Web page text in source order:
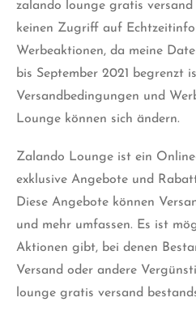
zalando lounge gratis
keinen Zugriff auf
Werbeaktionen, da meine
bis September 2021 begrenzt
Versandbedingungen und
Lounge können sich ändern.
Zalando Lounge ist ein
exklusive Angebote und
Diese Angebote können
und mehr umfassen. Es ist
Aktionen gibt, bei denen
Versand oder andere
lounge gratis versand